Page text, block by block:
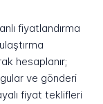
fiyatlandırma
hesaplanır;
ve gönderi
fiyat teklifleri